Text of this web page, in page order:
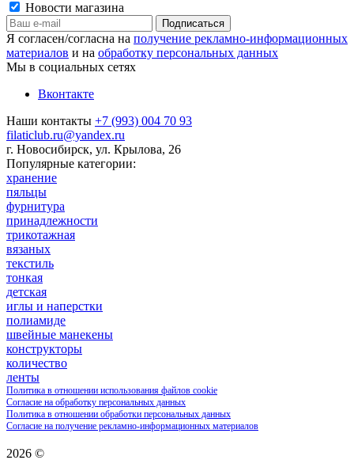
Новости магазина
Я согласен/согласна на получение рекламно-информационных
материалов и на обработку персональных данных
Мы в социальных сетях
Вконтакте
Наши контакты +7 (993) 004 70 93
filaticlub.ru@yandex.ru
г. Новосибирск, ул. Крылова, 26
Популярные категории:
хранение
пяльцы
фурнитура
принадлежности
трикотажная
вязаных
текстиль
тонкая
детская
иглы и наперстки
полиамиде
швейные манекены
конструкторы
количество
ленты
Политика в отношении использования файлов cookie
Согласие на обработку персональных данных
Политика в отношении обработки персональных данных
Согласие на получение рекламно-информационных материалов
2026 ©